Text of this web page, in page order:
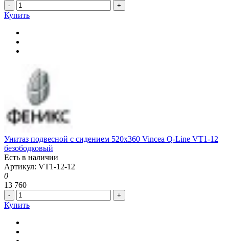
- +
Купить
Унитаз подвесной с сидением 520x360 Vincea Q-Line VT1-12
безободковый
Есть в наличии
Артикул: VT1-12-12
0
13 760
- +
Купить